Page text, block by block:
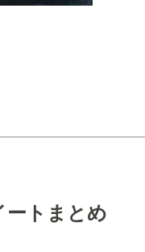
ートまとめ